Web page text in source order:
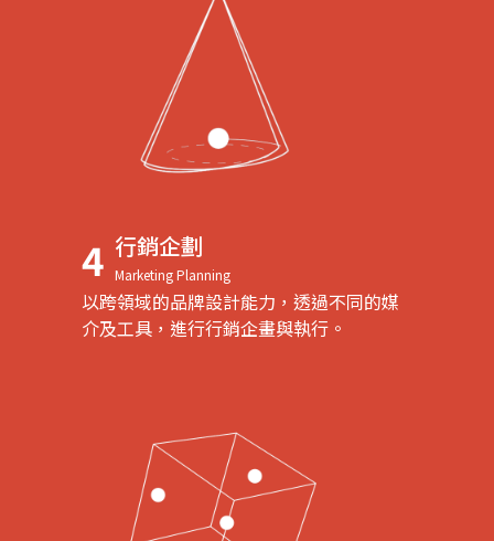
4 行銷企劃
Marketing Planning
以跨領域的品牌設計能力，透過不同的媒
介及工具，進行行銷企畫與執行。